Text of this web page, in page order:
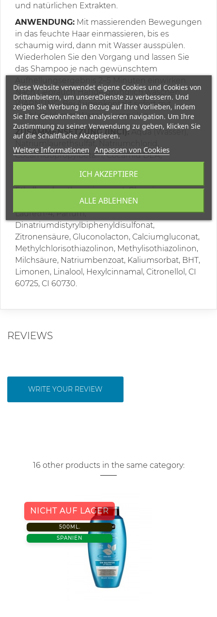
und natürlichen Extrakten.
ANWENDUNG: Mit massierenden Bewegungen
in das feuchte Haar einmassieren, bis es
schaumig wird, dann mit Wasser ausspülen.
Wiederholen Sie den Vorgang und lassen Sie
das Shampoo je nach gewünschtem
Nach Gebrauch Hände gründlich waschen.
WARNUNG: Bei Augenkontakt sofort mit
reichlich klarem Wasser ausspülen.
ZUSAMMENSETZUNG (INCI):Aqua (Wasser),
Cocamidopropylbetain, Cocamid DEA,
Perle, Polyquaternium-10, Polyquaternium-7,
Ethylhexylmethoxycinnamat, Glycerin,
Cocamidopropylaminoxid, Glykoldistearat,
Laureth-4, Parfum,
Dinatriumdistyrylbiphenyldisulfonat,
Zitronensäure, Gluconolacton, Calciumgluconat,
Methylchlorisothiazolinon, Methylisothiazolinon,
Milchsäure, Natriumbenzoat, Kaliumsorbat, BHT,
Limonen, Linalool, Hexylcinnamal, Citronellol, CI
60725, CI 60730.
REVIEWS
WRITE YOUR REVIEW
16 other products in the same category:
NICHT AUF LAGER
500ML.
SPANIEN
Diese Website verwendet eigene Cookies und Cookies von
Drittanbietern, um unsereDienste zu verbessern. Und
zeigen Sie Werbung in Bezug auf Ihre Vorlieben, indem
Sie Ihre Gewohnheiten analysieren navigation. Um Ihre
Zustimmung zu seiner Verwendung zu geben, klicken Sie
auf die Schaltfläche Akzeptieren.
Weitere Informationen Anpassen von Cookies
ALLE ABLEHNEN
ICH AKZEPTIERE